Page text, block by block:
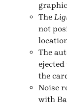
The
not
The
the
Noise
with